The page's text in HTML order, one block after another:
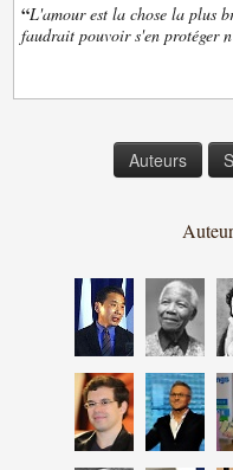
“L'amour est la chose la plus
faudrait pouvoir s'en protéger
Auteurs